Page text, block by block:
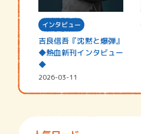
インタビュー
吉良信吾『沈黙と爆弾』
◆熱血新刊インタビュー
◆
2026-03-11